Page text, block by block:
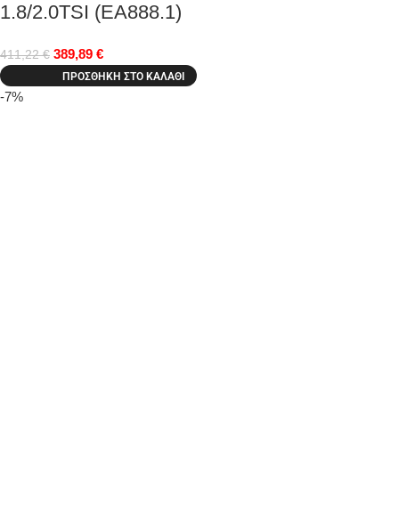
1.8/2.0TSI (EA888.1)
411,22€ 389,89 €
ΠΡΟΣΘΉΚΗ ΣΤΟ ΚΑΛΆΘΙ
-7%